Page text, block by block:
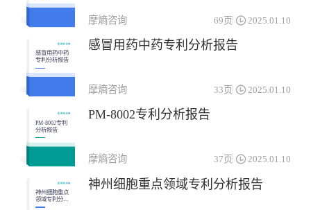
摩熵咨询 69页 2025.01.10
感冒用药中药
专利分析报告
感冒用药中药专利分析报告
摩熵咨询 33页 2025.01.10
PM-8002专利
分析报告
PM-8002专利分析报告
摩熵咨询 37页 2025.01.10
神州细胞重点
领域专利分析
报告
神州细胞重点领域专利分析报告